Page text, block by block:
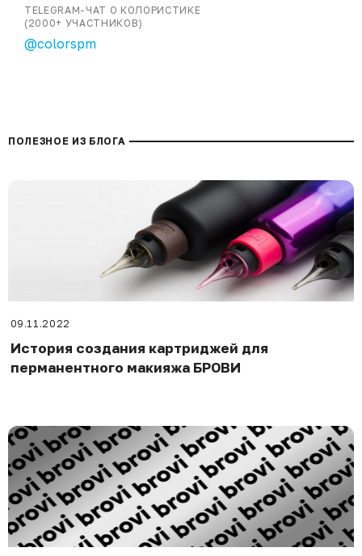
TELEGRAM-ЧАТ О КОЛОРИСТИКЕ
(2000+ УЧАСТНИКОВ)
@colorspm
ПОЛЕЗНОЕ ИЗ БЛОГА
09.11.2022
История создания картриджей для
перманентного макияжа БРОВИ